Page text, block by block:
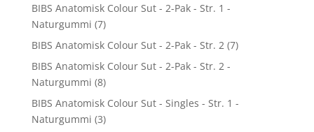
BIBS Anatomisk Colour Sut - 2-Pak - Str. 1 -
Naturgummi (7)
BIBS Anatomisk Colour Sut - 2-Pak - Str. 2 (7)
BIBS Anatomisk Colour Sut - 2-Pak - Str. 2 -
Naturgummi (8)
BIBS Anatomisk Colour Sut - Singles - Str. 1 -
Naturgummi (3)